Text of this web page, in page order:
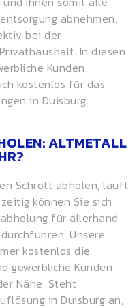
abnehmen.
bei der
In diesen
Kunden
kostenlos für das
in Duisburg.
ALTMETALL
Schrott abholen, läuft
können Sie sich
für allerhand
Unsere
kostenlos die
gewerbliche Kunden
Nähe. Steht
in Duisburg an,